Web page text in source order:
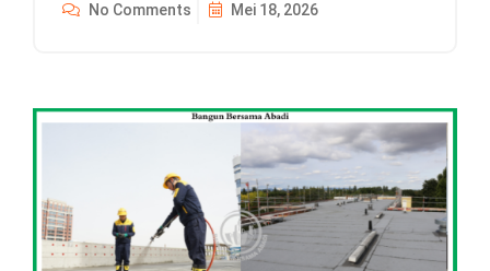
No Comments Mei 18, 2026